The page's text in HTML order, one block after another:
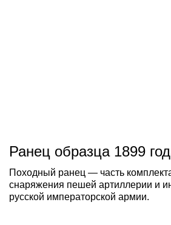
Ранец образца 1899
Походный ранец — часть
снаряжения пешей артиллерии и
русской императорской армии.